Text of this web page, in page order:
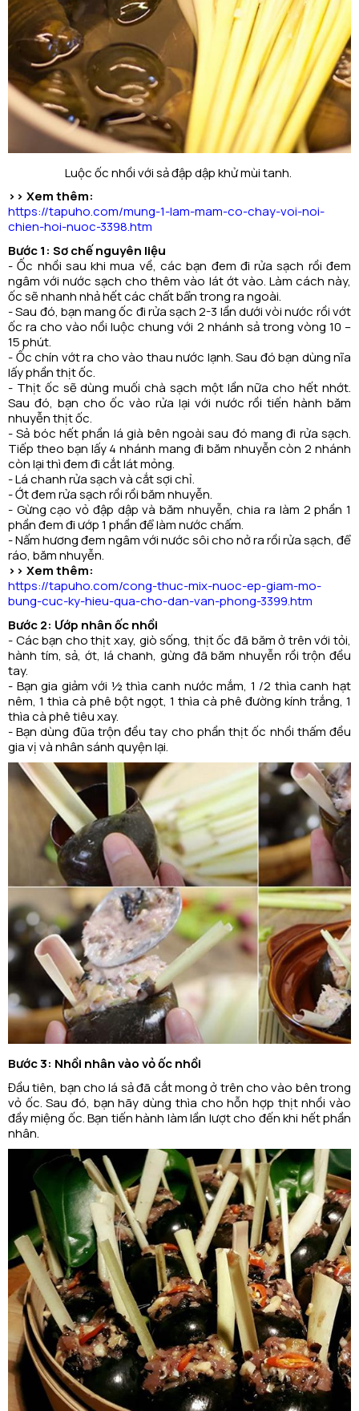
Luộc ốc nhồi với sả đập dập khử mùi tanh.
>> Xem thêm:
https://tapuho.com/mung-1-lam-mam-co-chay-voi-noi-
chien-hoi-nuoc-3398.htm
Bước 1: Sơ chế nguyên liệu
- Ốc nhồi sau khi mua về, các bạn đem đi rửa sạch rồi đem
ngâm với nước sạch cho thêm vào lát ớt vào. Làm cách này,
ốc sẽ nhanh nhả hết các chất bẩn trong ra ngoài.
- Sau đó, bạn mang ốc đi rửa sạch 2-3 lần dưới vòi nước rồi vớt
ốc ra cho vào nồi luộc chung với 2 nhánh sả trong vòng 10 –
15 phút.
- Ốc chín vớt ra cho vào thau nước lạnh. Sau đó bạn dùng nĩa
lấy phần thịt ốc.
- Thịt ốc sẽ dùng muối chà sạch một lần nữa cho hết nhớt.
Sau đó, bạn cho ốc vào rửa lại với nước rồi tiến hành băm
nhuyễn thịt ốc.
- Sả bóc hết phần lá già bên ngoài sau đó mang đi rửa sạch.
Tiếp theo bạn lấy 4 nhánh mang đi băm nhuyễn còn 2 nhánh
còn lại thì đem đi cắt lát mỏng.
- Lá chanh rửa sạch và cắt sợi chỉ.
- Ớt đem rửa sạch rồi rồi băm nhuyễn.
- Gừng cạo vỏ đập dập và băm nhuyễn, chia ra làm 2 phần 1
phần đem đi ướp 1 phần để làm nước chấm.
- Nấm hương đem ngâm với nước sôi cho nở ra rồi rửa sạch, để
ráo, băm nhuyễn.
>> Xem thêm:
https://tapuho.com/cong-thuc-mix-nuoc-ep-giam-mo-
bung-cuc-ky-hieu-qua-cho-dan-van-phong-3399.htm
Bước 2: Ướp nhân ốc nhồi
- Các bạn cho thịt xay, giò sống, thịt ốc đã băm ở trên với tỏi,
hành tím, sả, ớt, lá chanh, gừng đã băm nhuyễn rồi trộn đều
tay.
- Bạn gia giảm với ½ thìa canh nước mắm, 1 /2 thìa canh hạt
nêm, 1 thìa cà phê bột ngọt, 1 thìa cà phê đường kính trắng, 1
thìa cà phê tiêu xay.
- Bạn dùng đũa trộn đều tay cho phần thịt ốc nhồi thấm đều
gia vị và nhân sánh quyện lại.
Bước 3: Nhồi nhân vào vỏ ốc nhồi
Đầu tiên, bạn cho lá sả đã cắt mong ở trên cho vào bên trong
vỏ ốc. Sau đó, bạn hãy dùng thìa cho hỗn hợp thịt nhồi vào
đầy miệng ốc. Bạn tiến hành làm lần lượt cho đến khi hết phần
nhân.